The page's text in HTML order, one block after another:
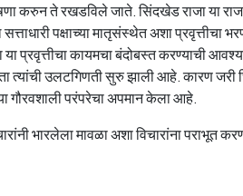
करुन ते रखडविले जाते. सिंदखेड राजा या
सत्ताधारी पक्षाच्या मातृसंस्थेत अशा
प्रवृत्तीचा कायमचा बंदोबस्त करण्याची
त्यांची उलटगिणती सुरु झाली आहे. कारण
गौरवशाली परंपरेचा अपमान केला आहे.
भारलेला मावळा अशा विचारांना पराभूत